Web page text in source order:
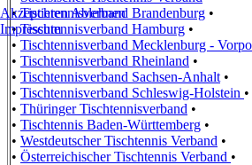
•Tischtennisverband Brandenburg •
•Tischtennisverband Hamburg •
• Tischtennisverband Mecklenburg -
• Tischtennisverband Rheinland •
• Tischtennisverband Sachsen-Anhalt •
• Tischtennisverband Schleswig-Holstein •
• Thüringer Tischtennisverband •
• Tischtennis Baden-Württemberg •
• Westdeutscher Tischtennis Verband •
• Österreichischer Tischtennis Verband •
AkzeptierenAblehnen
Impressum